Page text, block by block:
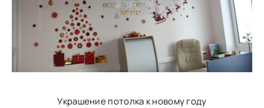
Украшение потолка к новому году